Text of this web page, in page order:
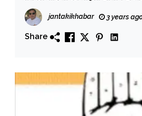
jantakikhabar 3 years
Share